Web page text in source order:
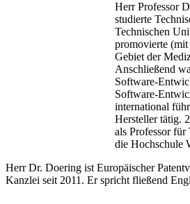
Herr Professor
studierte
Technischen
promovierte
Gebiet der
Anschließend
Software-
Software-
international
Hersteller tätig.
als Professor
die Hochschule
Herr Dr. Doering ist Europäischer
Kanzlei seit 2011. Er spricht fließend